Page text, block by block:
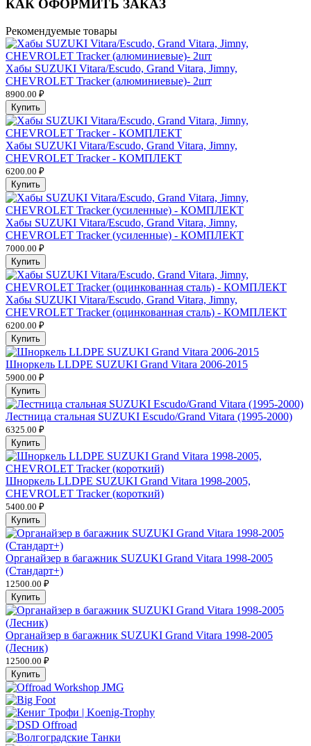
КАК ОФОРМИТЬ ЗАКАЗ
Рекомендуемые товары
Хабы SUZUKI Vitara/Escudo, Grand Vitara, Jimny,
CHEVROLET Tracker (алюминиевые)- 2шт
8900.00 ₽
Купить
Хабы SUZUKI Vitara/Escudo, Grand Vitara, Jimny,
CHEVROLET Tracker - КОМПЛЕКТ
6200.00 ₽
Купить
Хабы SUZUKI Vitara/Escudo, Grand Vitara, Jimny,
CHEVROLET Tracker (усиленные) - КОМПЛЕКТ
7000.00 ₽
Купить
Хабы SUZUKI Vitara/Escudo, Grand Vitara, Jimny,
CHEVROLET Tracker (оцинкованная сталь) - КОМПЛЕКТ
6200.00 ₽
Купить
Шноркель LLDPE SUZUKI Grand Vitara 2006-2015
5900.00 ₽
Купить
Лестница стальная SUZUKI Escudo/Grand Vitara (1995-2000)
6325.00 ₽
Купить
Шноркель LLDPE SUZUKI Grand Vitara 1998-2005,
CHEVROLET Tracker (короткий)
5400.00 ₽
Купить
Органайзер в багажник SUZUKI Grand Vitara 1998-2005
(Стандарт+)
12500.00 ₽
Купить
Органайзер в багажник SUZUKI Grand Vitara 1998-2005
(Лесник)
12500.00 ₽
Купить